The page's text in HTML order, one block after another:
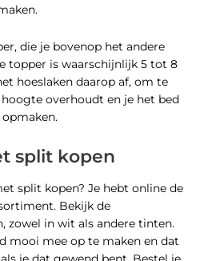
die je bovenop het andere
topper is waarschijnlijk 5 tot 8
hoeslaken daarop af, om te
overhoudt en je het bed
split kopen
split kopen? Je hebt online de
Bekijk de
zowel in wit als andere tinten.
mooi mee op te maken en dat